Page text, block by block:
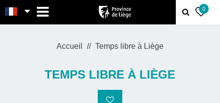
0
Accueil Temps libre à Liège
TEMPS LIBRE À LIÈGE